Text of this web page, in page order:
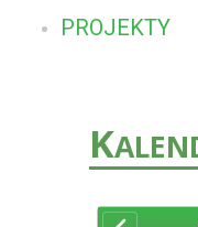
PROJEKTY
K